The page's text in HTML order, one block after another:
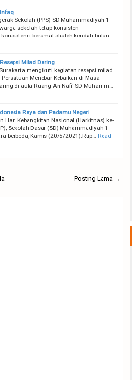
Sekolah (PPS) SD Muhammadiyah 1
sekolah tetap konsisten
beramal shaleh kendati bulan
Milad Daring
mengikuti kegiatan resepsi milad
Menebar Kebaikan di Masa
di aula Ruang An-Nafi' SD Muhamm…
Raya dan Padamu Negeri
Hari Kebangkitan Nasional (Harkitnas) ke-
Sekolah Dasar (SD) Muhammadiyah 1
berbeda, Kamis (20/5/2021).Rup…
Read
Posting Lama →